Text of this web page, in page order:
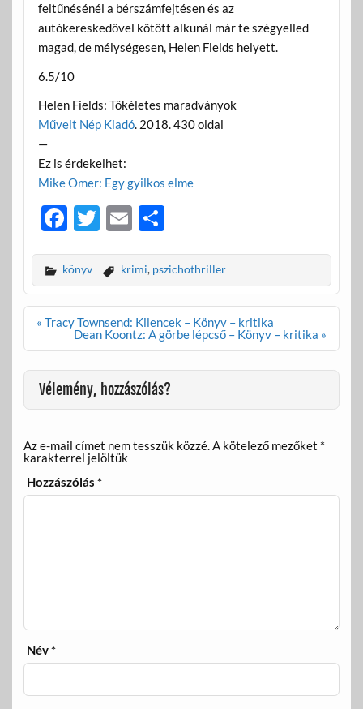
feltűnésénél a bérszámfejtésen és az
autókereskedővel kötött alkunál már te szégyelled
magad, de mélységesen, Helen Fields helyett.
6.5/10
Helen Fields: Tökéletes maradványok
Művelt Nép Kiadó. 2018. 430 oldal
—
Ez is érdekelhet:
Mike Omer: Egy gyilkos elme
F
e
b
o
o
k
T
itt
er
E
ail
O
za
m
e
g
könyv krimi, pszichothriller
Bejegyzés
navigáció
« Tracy Townsend: Kilencek – Könyv – kritika
Dean Koontz: A görbe lépcső – Könyv – kritika »
Vélemény, hozzászólás?
Az e-mail címet nem tesszük közzé.A kötelező mezőket *
karakterrel jelöltük
Hozzászólás*
Név*